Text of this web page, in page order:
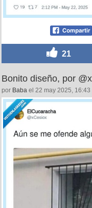
21
Bonito diseño, por
por Baba el 22 may 2025, 16:43